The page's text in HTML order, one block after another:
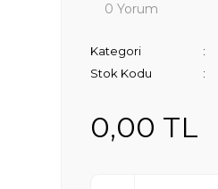
0 Yorum
Kategori
Stok Kodu
0,00 TL